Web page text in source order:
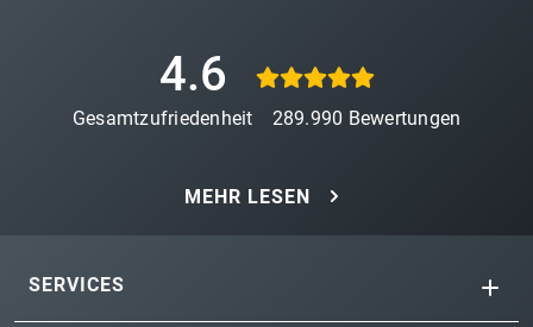
4.6
Gesamtzufriedenheit 289.990 Bewertungen
MEHR LESEN
SERVICES